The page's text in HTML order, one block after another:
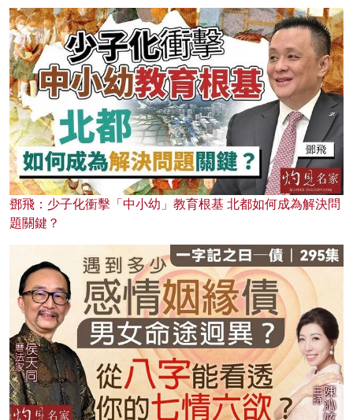
鄧飛：少子化衝擊「中小幼」教育根基 北都如何成為解決問
題關鍵？